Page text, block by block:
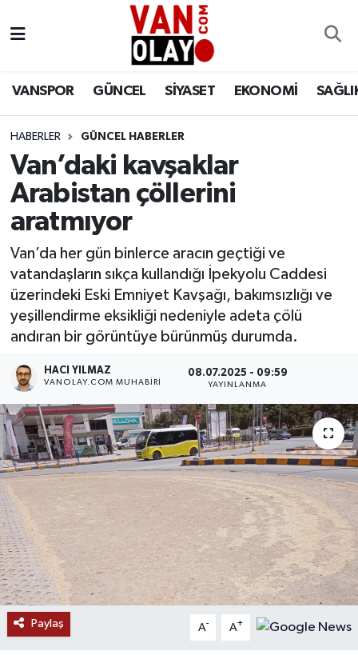
VANSPOR GÜNCEL SİYASET EKONOMİ
HABERLER GÜNCEL HABERLER
Van’daki kavşaklar
Arabistan çöllerini
aratmıyor
Van’da her gün binlerce aracın geçtiği ve
vatandaşların sıkça kullandığı İpekyolu Caddesi
üzerindeki Eski Emniyet Kavşağı, bakımsızlığı ve
yeşillendirme eksikliği nedeniyle adeta çölü
andıran bir görüntüye bürünmüş durumda.
HACI YILMAZ
VANOLAY.COM MUHABIRI
08.07.2025 - 09:59
YAYINLANMA
Paylaş A- A+
Siyaset
Ekonomi
Sağlık
Eğitim
Bilim & Teknoloji
Dünya
RESMİ İLANLAR
Van Nöbetçi Eczaneler
Van Namaz Vakitleri
Van Trafik Yoğunluk Haritası
Süper Lig Puan Durumu ve Fikstür
Tüm Manşetler
Son Dakika Haberleri
Haber Arşivi